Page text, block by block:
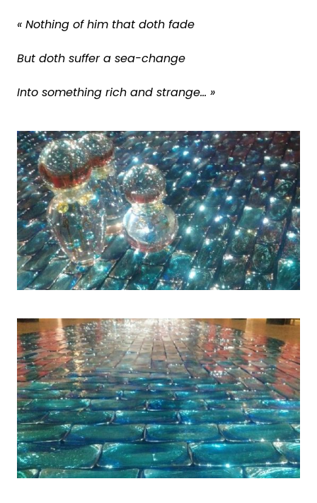
« Nothing of him that doth fade
But doth suffer a sea-change
Into something rich and strange… »